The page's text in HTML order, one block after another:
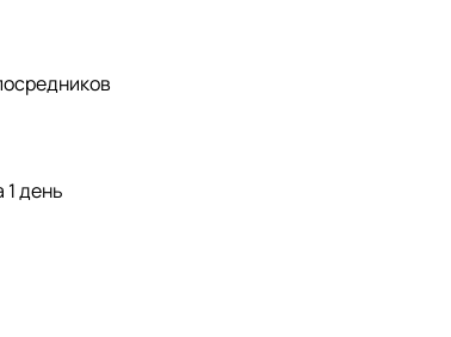
день